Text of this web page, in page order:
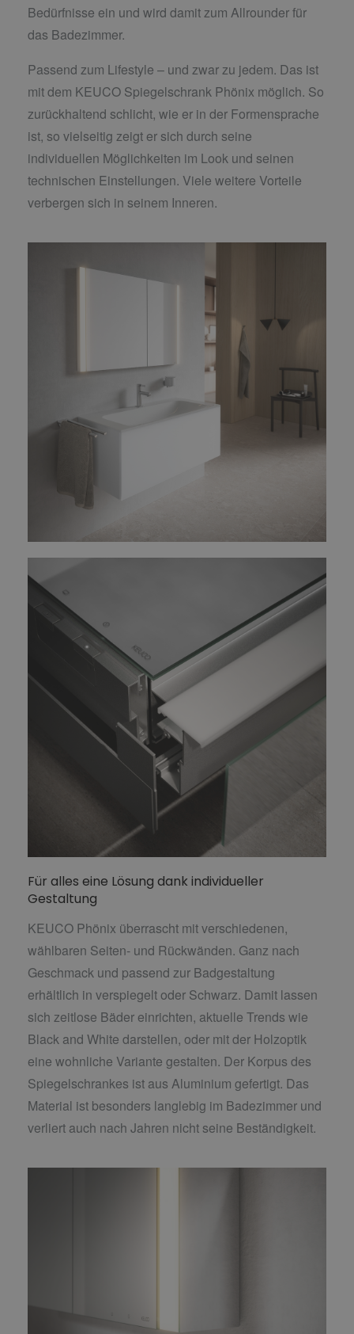
Bedürfnisse ein und wird damit zum Allrounder für
das Badezimmer.
Passend zum Lifestyle – und zwar zu jedem. Das ist
mit dem KEUCO Spiegelschrank Phönix möglich. So
zurückhaltend schlicht, wie er in der Formensprache
ist, so vielseitig zeigt er sich durch seine
individuellen Möglichkeiten im Look und seinen
technischen Einstellungen. Viele weitere Vorteile
verbergen sich in seinem Inneren.
Für alles eine Lösung dank individueller
Gestaltung
KEUCO Phönix überrascht mit verschiedenen,
wählbaren Seiten- und Rückwänden. Ganz nach
Geschmack und passend zur Badgestaltung
erhältlich in verspiegelt oder Schwarz. Damit lassen
sich zeitlose Bäder einrichten, aktuelle Trends wie
Black and White darstellen, oder mit der Holzoptik
eine wohnliche Variante gestalten. Der Korpus des
Spiegelschrankes ist aus Aluminium gefertigt. Das
Material ist besonders langlebig im Badezimmer und
verliert auch nach Jahren nicht seine Beständigkeit.